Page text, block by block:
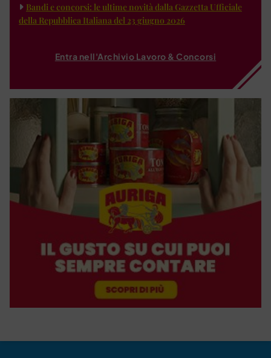
Bandi e concorsi: le ultime novità dalla Gazzetta Ufficiale
della Repubblica Italiana del 23 giugno 2026
Entra nell'Archivio Lavoro & Concorsi